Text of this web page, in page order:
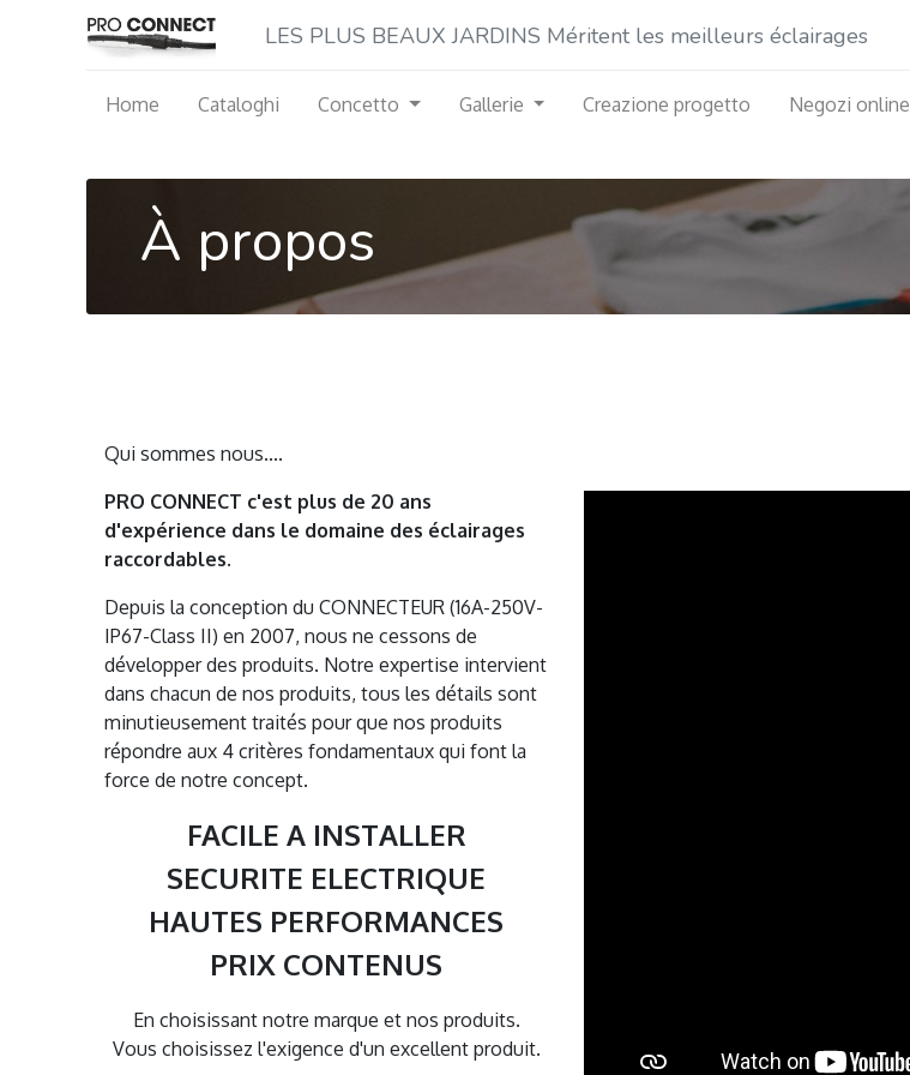
LES P​LUS BEAUX JARDINS Méritent les meilleurs éclairages
Home Cataloghi Concetto Gallerie Creazione progetto Negozi online
À propos
Qui sommes nous....
PRO CONNECT c'est plus de 20 ans
d'expérience dans le domaine des éclairages
raccordables.
Depuis la conception du CONNECTEUR (16A-250V-
IP67-Class II) en 2007, nous ne cessons de
développer des produits. Notre expertise intervient
dans chacun de nos produits, tous les détails sont
minutieusement traités pour que nos produits
répondre aux 4 critères fondamentaux qui font la
force de notre concept.
FACILE A INSTALLER
SECURITE ELECTRIQUE
HAUTES PERFORMANCES
PRIX CONTENUS
En choisissant notre marque et nos produits.
Vous choisissez l'exigence d'un excellent produit.